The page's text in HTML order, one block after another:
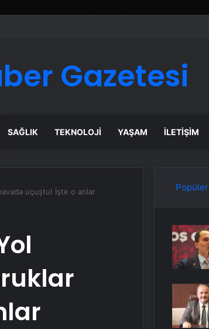
Gazetesi
SAĞLIK TEKNOLOJI YAŞAM İLETIŞIM
uçuştu! İşte o anlar Popüler